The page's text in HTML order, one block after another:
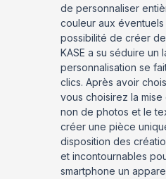
de personnaliser
couleur aux éventuels
possibilité de créer
KASE a su séduire un
personnalisation se
clics. Après avoir
vous choisirez la
non de photos et le
créer une pièce
disposition des
et incontournables
smartphone un